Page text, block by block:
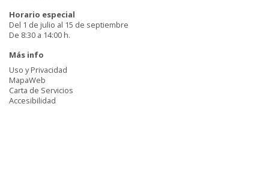
Horario especial
Del 1 de julio al 15 de septiembre
De 8:30 a 14:00 h.
Más info
Uso y Privacidad
MapaWeb
Carta de Servicios
Accesibilidad